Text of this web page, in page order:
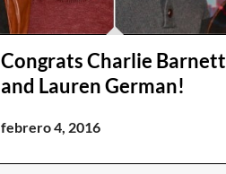
Congrats Charlie Barnett
and Lauren German!
febrero 4, 2016